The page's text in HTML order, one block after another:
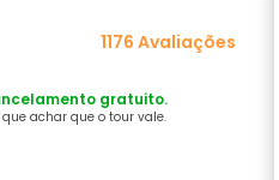
1176 Avaliações
gratuito.
achar que o tour vale.